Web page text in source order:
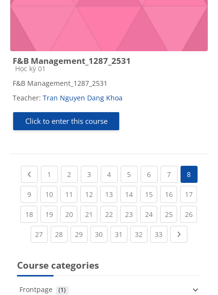
F&B Management_1287_2531
Course category
Học kỳ 01
F&B Management_1287_2531
Teacher: Tran Nguyen Dang Khoa
Click to enter this course
Previous page
1 (current)
2 (current)
3 (current)
4(current)
5 (current)
6(current)
7(current)
8
9(current)
10(current)
11 (current)
12(current)
13(current)
14(current)
15(current)
16(current)
17
18(current)
19(current)
20(current)
21 (current)
22(current)
23(current)
24(current)
25(current)
26
27(current)
28(current)
29(current)
30(current)
31 (current)
32 (current)
33 (current)Next page
Course categories
Frontpage (1)